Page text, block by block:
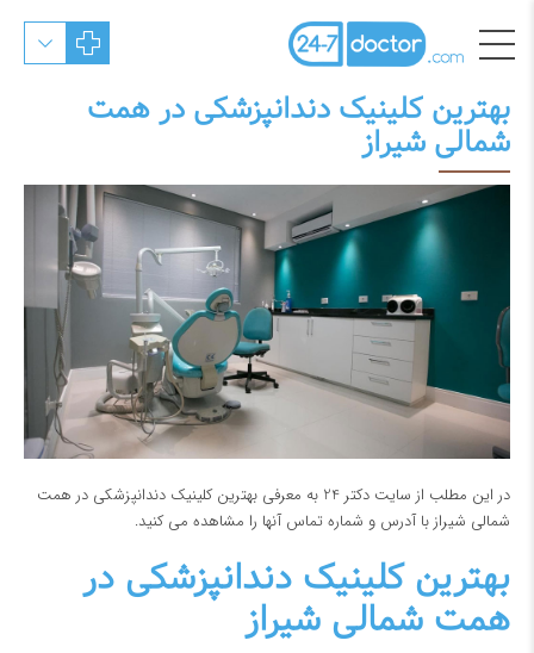
بهترین کلینیک دندانپزشکی در همت
شمالی شیراز
در این مطلب از سایت دکتر 24 به معرفی بهترین کلینیک دندانپزشکی در همت
شمالی شیراز با آدرس و شماره تماس آنها را مشاهده می کنید.
بهترین کلینیک دندانپزشکی در
همت شمالی شیراز